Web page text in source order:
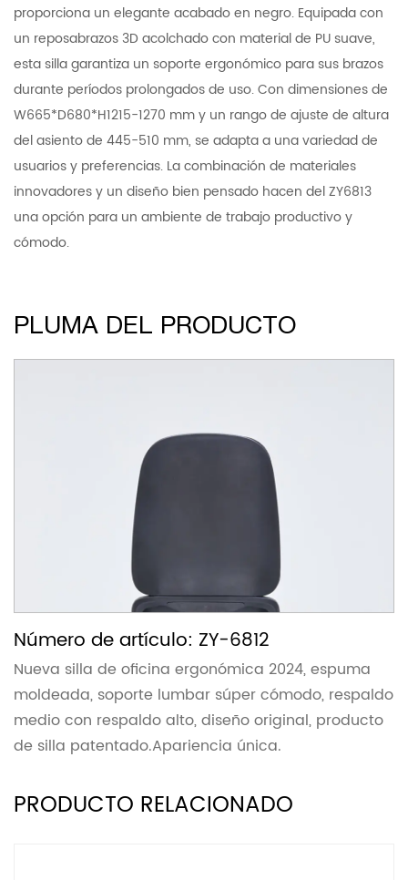
proporciona un elegante acabado en negro. Equipada con
un reposabrazos 3D acolchado con material de PU suave,
esta silla garantiza un soporte ergonómico para sus brazos
durante períodos prolongados de uso. Con dimensiones de
W665*D680*H1215-1270 mm y un rango de ajuste de altura
del asiento de 445-510 mm, se adapta a una variedad de
usuarios y preferencias. La combinación de materiales
innovadores y un diseño bien pensado hacen del ZY6813
una opción para un ambiente de trabajo productivo y
cómodo.
PLUMA DEL PRODUCTO
2024, espuma
cómodo, respaldo
original, producto
única.
Número de artículo: ZY-
Nueva silla de oficina
moldeada, soporte lumbar
medio con respaldo alto,
de silla patentado.Apariencia
PRODUCTO RELACIONADO